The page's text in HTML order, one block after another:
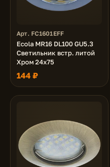
Арт. FC1601EFF
Ecola MR16 DL100 GU5.3
Светильник встр. литой
Хром 24x75
144 ₽